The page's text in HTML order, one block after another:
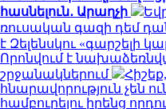
հասնելուն․ Արաղչի
ռուսական գազի դեմ
է Զելենսկու «գարշելի
Որոնվում է
շրջանակներում
հնարավորություն չեն
համբուրելու իրենց